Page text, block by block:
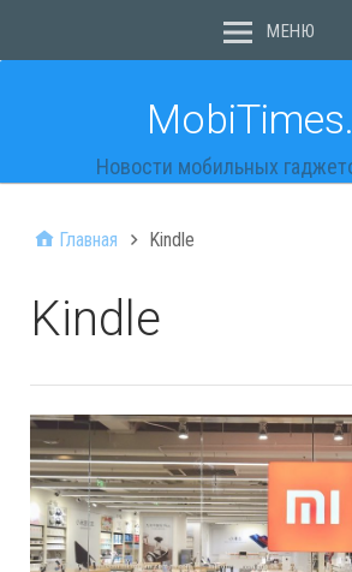
МЕНЮ
Новости мобильных
Главная Kindle
Kindle